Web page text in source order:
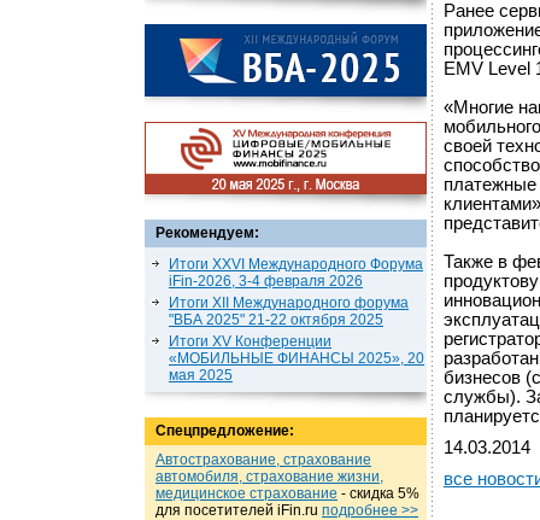
Рекомендуем:
Итоги XXVI Международного Форума
iFin-2026, 3-4 февраля 2026
Итоги XII Международного форума
"ВБА 2025" 21-22 октября 2025
Итоги XV Конференции
«МОБИЛЬНЫЕ ФИНАНСЫ 2025», 20
мая 2025
Спецпредложение:
Автострахование, страхование
автомобиля, страхование жизни,
медицинское страхование - cкидка 5%
для посетителей iFin.ru подробнеe >>
Ранее
EMV Level
«Многие
своей
Также в
бизнесов
службы).
14.03.2014
все